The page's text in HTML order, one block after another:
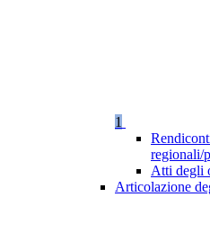
1
regionali/
Atti degli
Articolazione